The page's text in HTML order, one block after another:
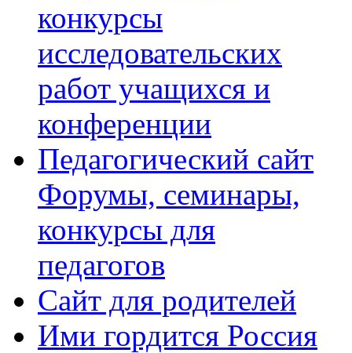
конкурсы
исследовательских
работ учащихся и
конференции
Педагогический сайт
Форумы, семинары,
конкурсы для
педагогов
Сайт для родителей
Ими гордится Россия